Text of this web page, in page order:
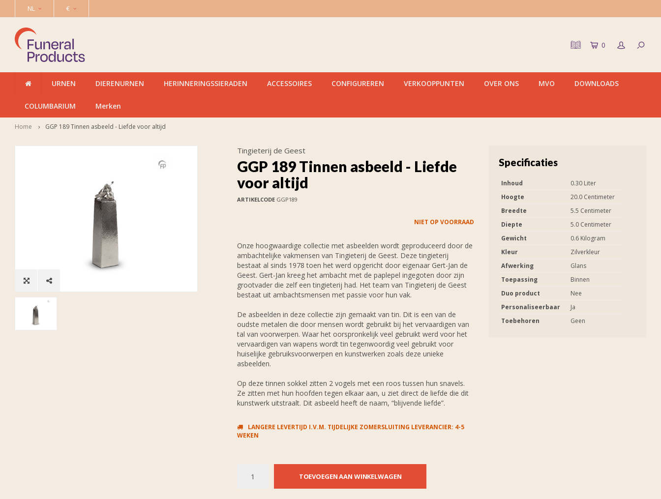
NL €
0
URNEN DIERENURNEN HERINNERINGSSIERADEN ACCESSOIRES CONFIGUREREN VERKOOPPUNTEN OVER ONS MVO DOWNLOADS
COLUMBARIUM Merken
Home GGP 189 Tinnen asbeeld - Liefde voor altijd
Tingieterij de Geest
GGP 189 Tinnen asbeeld - Liefde
voor altijd
ARTIKELCODEGGP189
NIET OP VOORRAAD
Onze hoogwaardige collectie met asbeelden wordt geproduceerd door de
ambachtelijke vakmensen van Tingieterij de Geest. Deze tingieterij
bestaat al sinds 1978 toen het werd opgericht door eigenaar Gert-Jan de
Geest. Gert-Jan kreeg het ambacht met de paplepel ingegoten door zijn
grootvader die zelf een tingieterij had. Het team van Tingieterij de Geest
bestaat uit ambachtsmensen met passie voor hun vak.
De asbeelden in deze collectie zijn gemaakt van tin. Dit is een van de
oudste metalen die door mensen wordt gebruikt bij het vervaardigen van
tal van voorwerpen. Waar het oorspronkelijk veel gebruikt werd voor het
vervaardigen van wapens wordt tin tegenwoordig veel gebruikt voor
huiselijke gebruiksvoorwerpen en kunstwerken zoals deze unieke
asbeelden.
Op deze tinnen sokkel zitten 2 vogels met een roos tussen hun snavels.
Ze zitten met hun hoofden tegen elkaar aan, u ziet direct de liefde die dit
kunstwerk uitstraalt. Dit asbeeld heeft de naam, “blijvende liefde”.
LANGERE LEVERTIJD I.V.M. TIJDELIJKE ZOMERSLUITING LEVERANCIER: 4-5
WEKEN
TOEVOEGEN AAN WINKELWAGEN
Specificaties
Inhoud
0.30 Liter
Hoogte
20.0 Centimeter
Breedte
5.5 Centimeter
Diepte
5.0 Centimeter
Gewicht
0.6 Kilogram
Kleur
Zilverkleur
Afwerking
Glans
Toepassing
Binnen
Duo product
Nee
Personaliseerbaar
Ja
Toebehoren
Geen